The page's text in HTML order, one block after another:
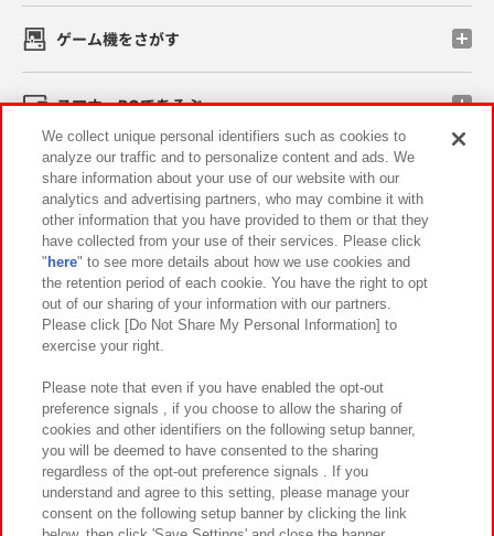
ゲーム機をさがす
スマホ・PCであそぶ
イベント・キャンペーン
関連会社 サステナビリティ サイトポリシー
プライバシーポリシー ウェブアクセシビリティ方針と検証結果
お取引先さまとともに
カスタマーハラスメント対応方針 よくあるご質問・お問い合わせ
We collect unique personal identifiers such as cookies to
analyze our traffic and to personalize content and ads. We
share information about your use of our website with our
analytics and advertising partners, who may combine it with
other information that you have provided to them or that they
have collected from your use of their services. Please click
" here" to see more details about how we use cookies and
the retention period of each cookie. You have the right to opt
out of our sharing of your information with our partners.
Please click [Do Not Share My Personal Information] to
exercise your right.
Please note that even if you have enabled the opt-out
preference signals , if you choose to allow the sharing of
cookies and other identifiers on the following setup banner,
you will be deemed to have consented to the sharing
regardless of the opt-out preference signals . If you
understand and agree to this setting, please manage your
consent on the following setup banner by clicking the link